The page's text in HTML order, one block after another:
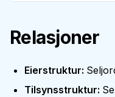
Relasjoner
Eierstruktur:
Tilsynsstruktur: